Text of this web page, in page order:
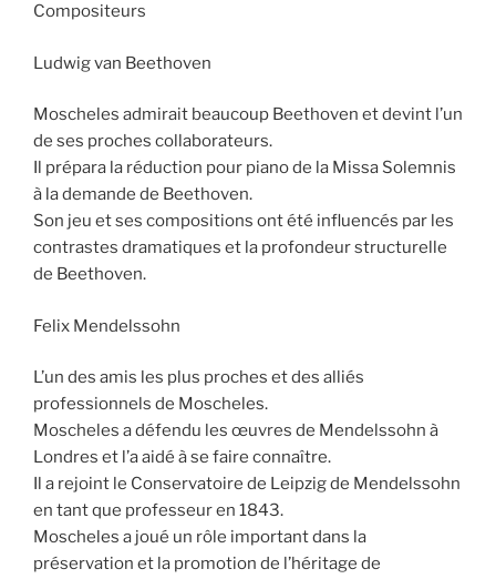
Compositeurs
Ludwig van Beethoven
Moscheles admirait beaucoup Beethoven et devint l’un
de ses proches collaborateurs.
Il prépara la réduction pour piano de la Missa Solemnis
à la demande de Beethoven.
Son jeu et ses compositions ont été influencés par les
contrastes dramatiques et la profondeur structurelle
de Beethoven.
Felix Mendelssohn
L’un des amis les plus proches et des alliés
professionnels de Moscheles.
Moscheles a défendu les œuvres de Mendelssohn à
Londres et l’a aidé à se faire connaître.
Il a rejoint le Conservatoire de Leipzig de Mendelssohn
en tant que professeur en 1843.
Moscheles a joué un rôle important dans la
préservation et la promotion de l’héritage de